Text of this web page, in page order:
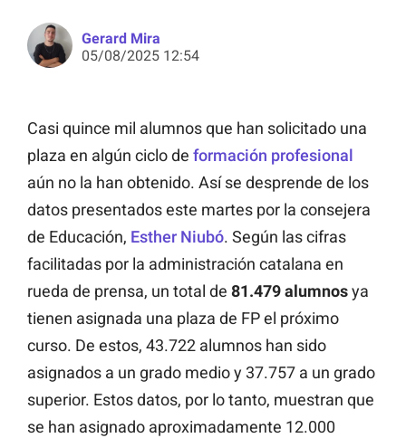
Gerard Mira
05/08/2025 12:54
Casi quince mil alumnos que han solicitado una
plaza en algún ciclo de formación profesional
aún no la han obtenido. Así se desprende de los
datos presentados este martes por la consejera
de Educación, Esther Niubó. Según las cifras
facilitadas por la administración catalana en
rueda de prensa, un total de 81.479 alumnosya
tienen asignada una plaza de FP el próximo
curso. De estos, 43.722 alumnos han sido
asignados a un grado medio y 37.757 a un grado
superior. Estos datos, por lo tanto, muestran que
se han asignado aproximadamente 12.000